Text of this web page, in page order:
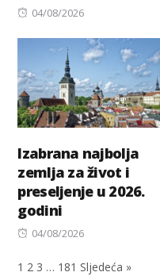
Posted
04/08/2026
Izabrana najbolja
zemlja za život i
preseljenje u 2026.
godini
Posted
04/08/2026
1 2 3 … 181 Sljedeća »